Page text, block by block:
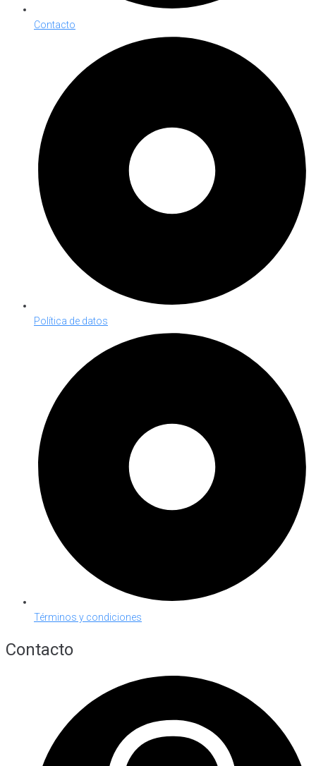
Contacto
Política de datos
Términos y condiciones
Contacto